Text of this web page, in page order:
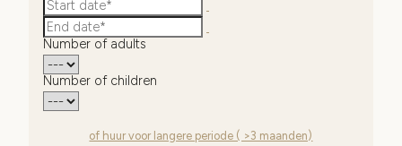
Number of adults
Number of children
of huur voor langere periode ( >3 maanden)